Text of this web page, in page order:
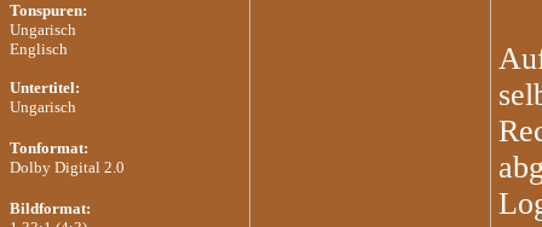
Tonspuren:
Ungarisch
Englisch
Untertitel:
Ungarisch
Tonformat:
Dolby Digital 2.0
Bildformat: